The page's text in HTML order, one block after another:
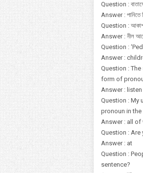
Question :
Answer : পানিতে
Question : আকাশ
Answer : নীল
Question :
Answer :
Question :
form of
Answer : listen
Question : My
pronoun in
Answer : all of
Question :
Answer : at
Question :
sentence?